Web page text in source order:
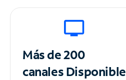
Más de 200
canalesDisponible